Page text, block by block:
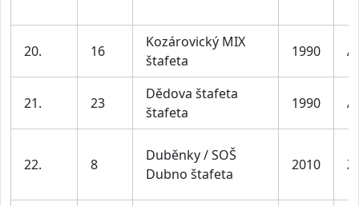
20. 16
Kozárovický MIX
štafeta
1990 A
21. 23
Dědova štafeta
štafeta
1990 A
22. 8
Duběnky / SOŠ
Dubno štafeta
2010 Ž